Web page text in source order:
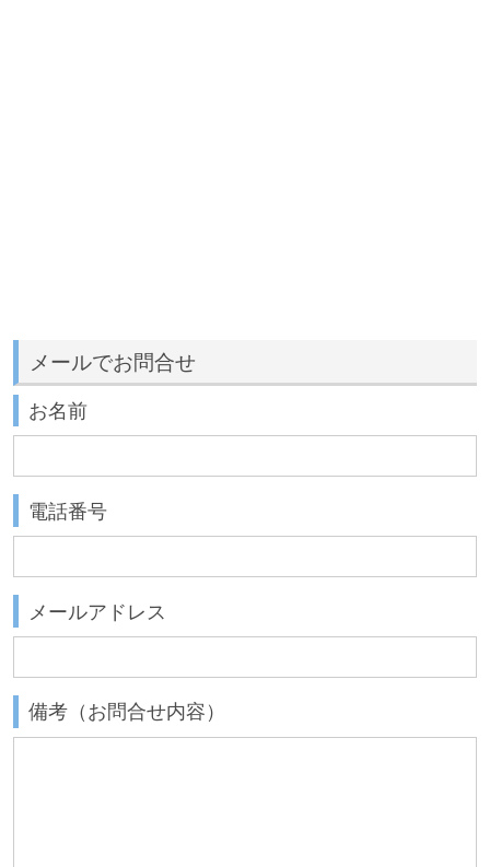
メールでお問合せ
お名前
電話番号
メールアドレス
備考（お問合せ内容）